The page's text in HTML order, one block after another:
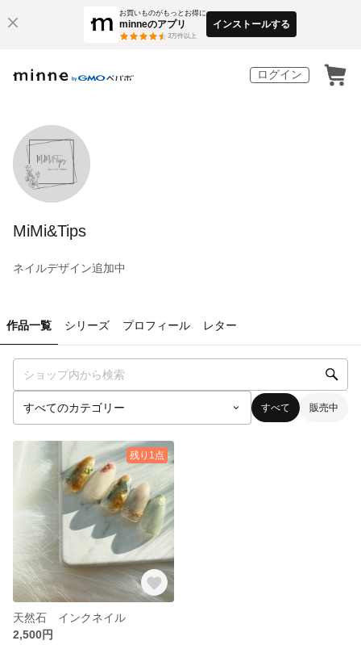
お買いものがもっとお得に
minneのアプリ
3万件以上
インストールする
ログイン
MiMi&Tips
ネイルデザイン追加中
作品一覧 シリーズ プロフィール レター
すべて 販売中
残り1点
天然石 インクネイル
2,500円